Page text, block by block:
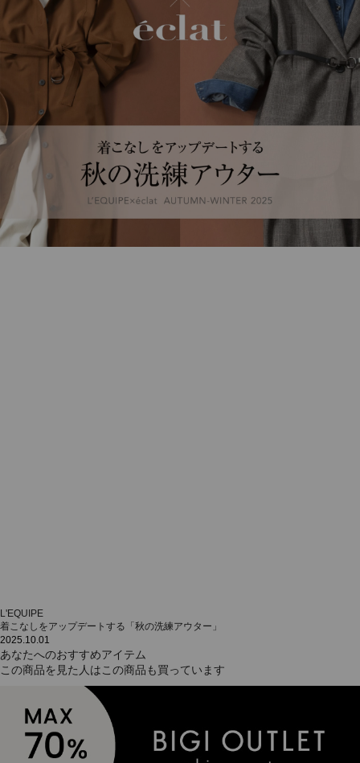
L'EQUIPE
着こなしをアップデートする「秋の洗練アウター」
2025.10.01
あなたへのおすすめアイテム
この商品を見た人はこの商品も買っています